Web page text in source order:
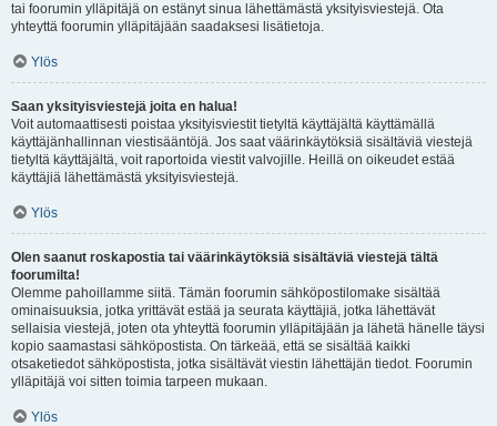
tai foorumin ylläpitäjä on estänyt sinua lähettämästä yksityisviestejä. Ota
yhteyttä foorumin ylläpitäjään saadaksesi lisätietoja.
Ylös
Saan yksityisviestejä joita en halua!
Voit automaattisesti poistaa yksityisviestit tietyltä käyttäjältä käyttämällä
käyttäjänhallinnan viestisääntöjä. Jos saat väärinkäytöksiä sisältäviä viestejä
tietyltä käyttäjältä, voit raportoida viestit valvojille. Heillä on oikeudet estää
käyttäjiä lähettämästä yksityisviestejä.
Ylös
Olen saanut roskapostia tai väärinkäytöksiä sisältäviä viestejä tältä
foorumilta!
Olemme pahoillamme siitä. Tämän foorumin sähköpostilomake sisältää
ominaisuuksia, jotka yrittävät estää ja seurata käyttäjiä, jotka lähettävät
sellaisia viestejä, joten ota yhteyttä foorumin ylläpitäjään ja lähetä hänelle täysi
kopio saamastasi sähköpostista. On tärkeää, että se sisältää kaikki
otsaketiedot sähköpostista, jotka sisältävät viestin lähettäjän tiedot. Foorumin
ylläpitäjä voi sitten toimia tarpeen mukaan.
Ylös